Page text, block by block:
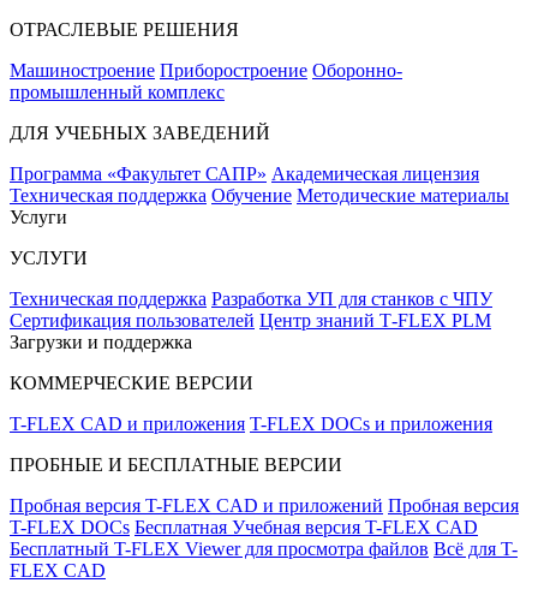
ОТРАСЛЕВЫЕ РЕШЕНИЯ
Машиностроение Приборостроение Оборонно-
промышленный комплекс
ДЛЯ УЧЕБНЫХ ЗАВЕДЕНИЙ
Программа «Факультет САПР» Академическая лицензия
Техническая поддержка Обучение Методические материалы
Услуги
УСЛУГИ
Техническая поддержка Разработка УП для станков с ЧПУ
Сертификация пользователей Центр знаний T‑FLEX PLM
Загрузки и поддержка
КОММЕРЧЕСКИЕ ВЕРСИИ
T-FLEX CAD и приложения T-FLEX DOCs и приложения
ПРОБНЫЕ И БЕСПЛАТНЫЕ ВЕРСИИ
Пробная версия T-FLEX CAD и приложений Пробная версия
T-FLEX DOCs Бесплатная Учебная версия T-FLEX CAD
Бесплатный T-FLEX Viewer для просмотра файлов Всё для T-
FLEX CAD